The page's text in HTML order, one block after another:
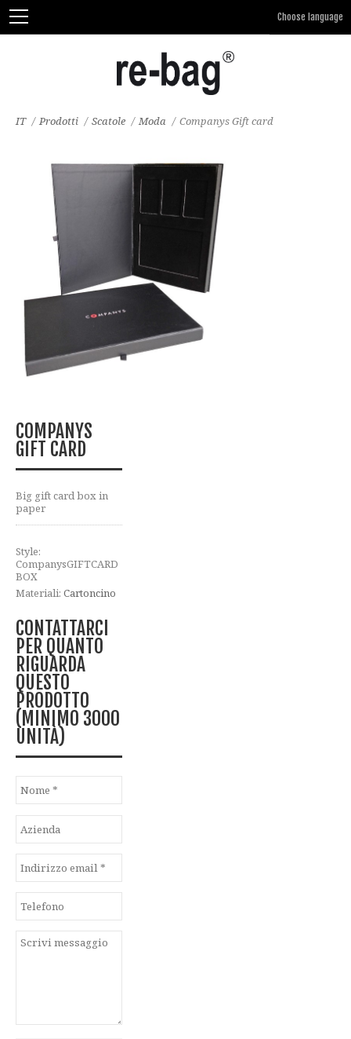
IT / Prodotti / Scatole / Moda / Companys Gift card
COMPANYS
GIFT CARD
Big gift card box in
paper
Style:
CompanysGIFTCARD
BOX
Materiali: Cartoncino
CONTATTARCI
PER QUANTO
RIGUARDA
QUESTO
PRODOTTO
(MINIMO 3000
UNITÀ)